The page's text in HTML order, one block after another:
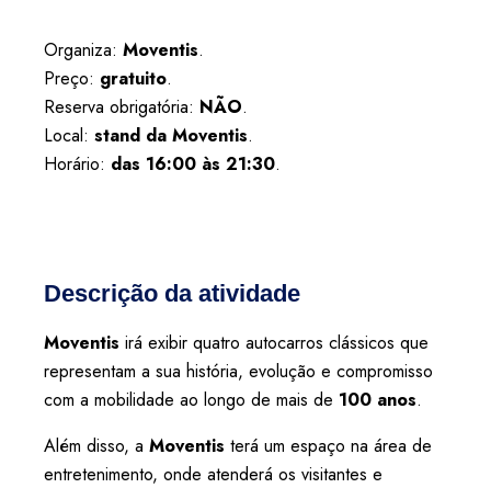
Organiza: Moventis.
Preço: gratuito.
Reserva obrigatória: NÃO.
Local: stand da Moventis.
Horário: das 16:00 às 21:30.
Descrição da atividade
Moventis irá exibir quatro autocarros clássicos que
representam a sua história, evolução e compromisso
com a mobilidade ao longo de mais de 100 anos.
Além disso, a Moventis terá um espaço na área de
entretenimento, onde atenderá os visitantes e